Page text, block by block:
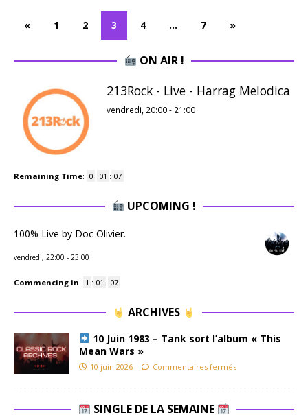
« 1 2 3 4 … 7 »
ON AIR !
213Rock - Live - Harrag Melodica
vendredi, 20:00- 21:00
Remaining Time: 0 : 01 : 07
UPCOMING !
100% Live by Doc Olivier.
vendredi, 22:00 - 23:00
Commencing in: 1 : 01 : 07
ARCHIVES
10 Juin 1983 – Tank sort l’album « This
Mean Wars »
10 juin 2026 Commentaires fermés
SINGLE DE LA SEMAINE